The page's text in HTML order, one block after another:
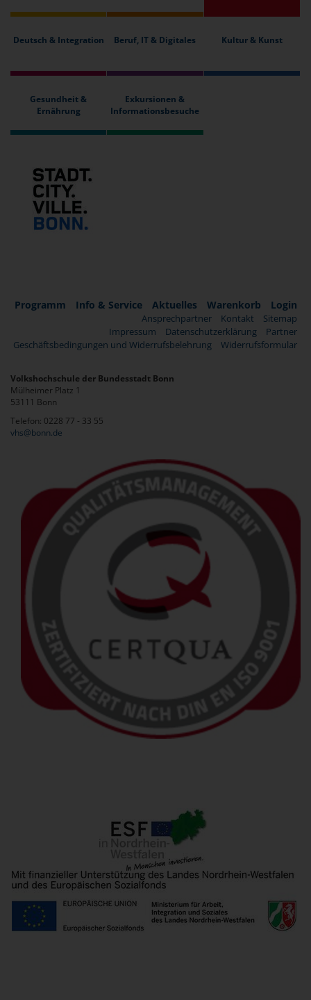
Deutsch & Integration Beruf, IT & Digitales Kultur & Kunst
Gesundheit &
Ernährung
Exkursionen &
Informationsbesuche
Programm Info & Service Aktuelles Warenkorb Login
Ansprechpartner Kontakt
Sitemap
Impressum
Datenschutzerklärung
Partner
Geschäftsbedingungen und Widerrufsbelehrung
Widerrufsformular
Volkshochschule der Bundesstadt Bonn
Mülheimer Platz 1
53111 Bonn
Telefon: 0228 77 - 33 55
vhs@bonn.de